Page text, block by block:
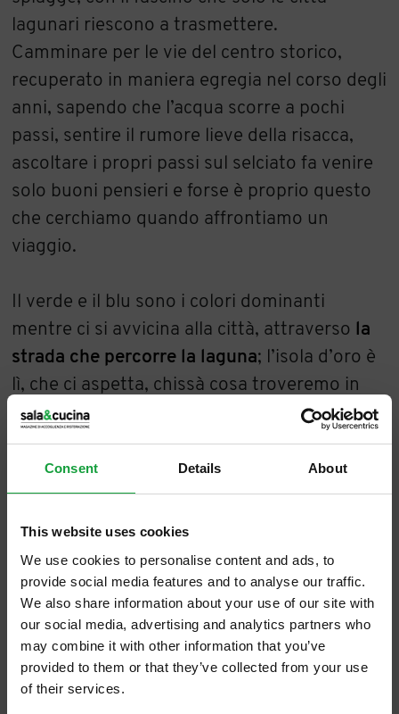
Consent Details About
This website uses cookies
We use cookies to personalise content and ads, to
provide social media features and to analyse our traffic.
We also share information about your use of our site with
our social media, advertising and analytics partners who
may combine it with other information that you’ve
provided to them or that they’ve collected from your use
of their services.
lagunari riescono a trasmettere.
Camminare per le vie del centro storico,
recuperato in maniera egregia nel corso degli
anni, sapendo che l’acqua scorre a pochi
passi, sentire il rumore lieve della risacca,
ascoltare i propri passi sul selciato fa venire
solo buoni pensieri e forse è proprio questo
che cerchiamo quando affrontiamo un
viaggio.
Il verde e il blu sono i colori dominanti
mentre ci si avvicina alla città, attraverso
la
strada che percorre la laguna; l’isola d’oro è
lì, che ci aspetta, chissà cosa troveremo in
questa stagione: alberghi chiusi? Ristoranti a
metà? Negozi stanchi di vedere persone?
L’estate, in questo anno strano, è stata di
grande successo, l’occupazione degli hotel
ha raggiunto punte del 90% con tutti i
problemi di mancanza di personale, quindi
sarebbe normale se trovassimo una città
chiusa, invece non è così.